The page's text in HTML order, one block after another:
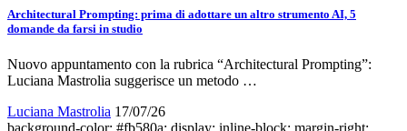
Architectural Prompting: prima di adottare un altro strumento AI, 5
domande da farsi in studio
Nuovo appuntamento con la rubrica “Architectural Prompting”:
Luciana Mastrolia suggerisce un metodo …
Luciana Mastrolia 17/07/26
background-color: #fb580a; display: inline-block; margin-right: